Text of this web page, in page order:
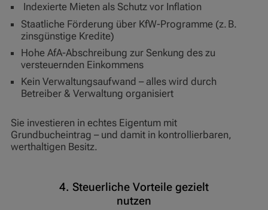
Indexierte Mieten als Schutz vor Inflation
Staatliche Förderung über KfW-Programme (z. B.
zinsgünstige Kredite)
Hohe AfA-Abschreibung zur Senkung des zu
versteuernden Einkommens
Kein Verwaltungsaufwand – alles wird durch
Betreiber & Verwaltung organisiert
Sie investieren in echtes Eigentum mit
Grundbucheintrag – und damit in kontrollierbaren,
werthaltigen Besitz.
4. Steuerliche Vorteile gezielt
nutzen